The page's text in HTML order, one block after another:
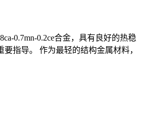
0.7mn-0.2ce合金，具有良好的热稳
指导。 作为最轻的结构金属材料，